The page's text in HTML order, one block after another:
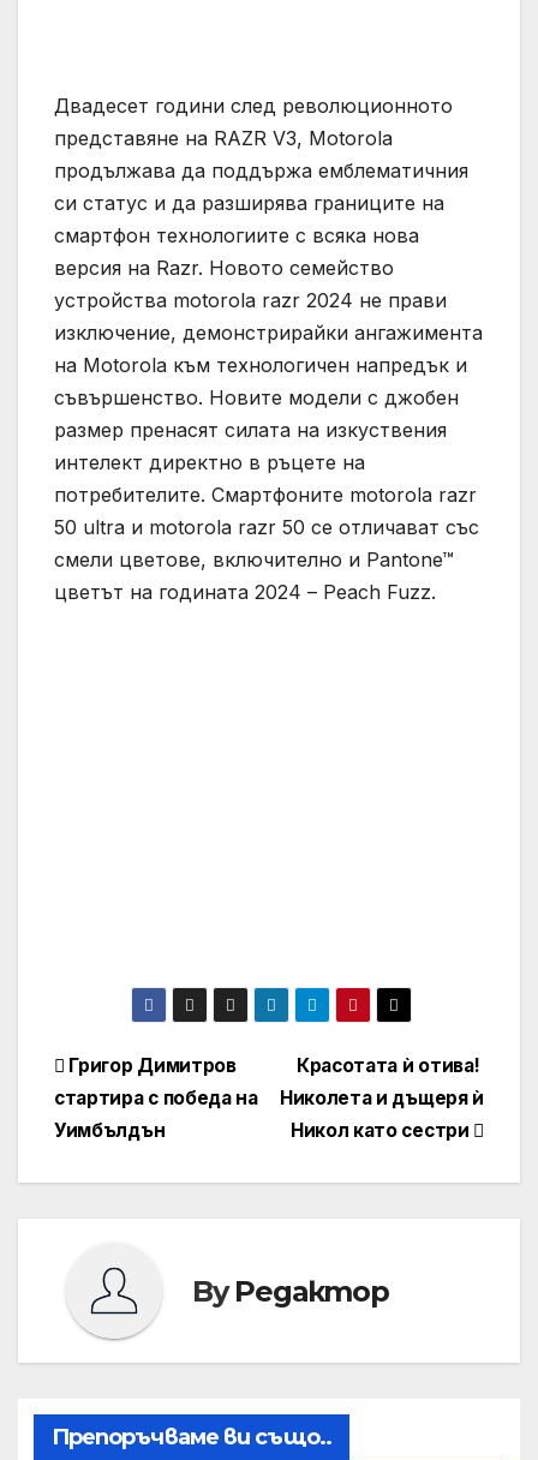
Двадесет години след революционното
представяне на RAZR V3, Motorola
продължава да поддържа емблематичния
си статус и да разширява границите на
смартфон технологиите с всяка нова
версия на Razr. Новото семейство
устройства motorola razr 2024 не прави
изключение, демонстрирайки ангажимента
на Motorola към технологичен напредък и
съвършенство. Новите модели с джобен
размер пренасят силата на изкуствения
интелект директно в ръцете на
потребителите. Смартфоните motorola razr
50 ultra и motorola razr 50 се отличават със
смели цветове, включително и Pantone™
цветът на годината 2024 – Peach Fuzz.
Навигация
Красотата ѝ отива!
Николета и дъщеря ѝ
Никол като сестри
Григор Димитров
стартира с победа на
Уимбълдън
ByРедактор
Препоръчваме ви също..